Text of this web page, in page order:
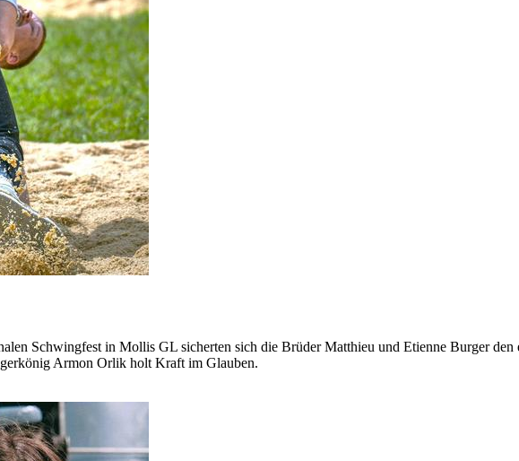
Schwingfest in Mollis GL sicherten sich die Brüder Matthieu und Etienne Burger
Armon Orlik holt Kraft im Glauben.